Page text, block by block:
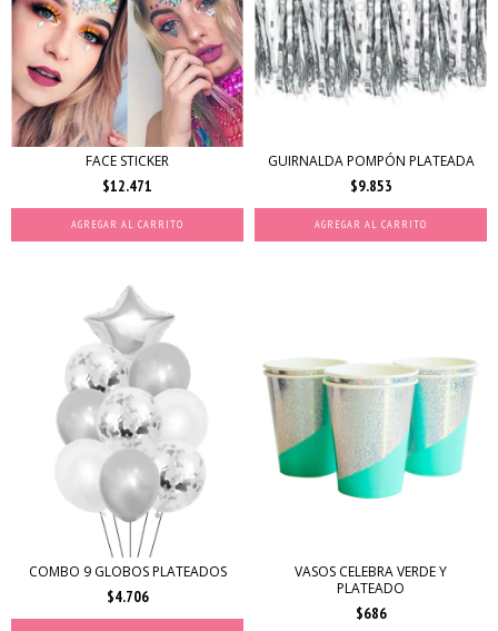
FACE STICKER
$12.471
GUIRNALDA POMPÓN PLATEADA
$9.853
COMBO 9 GLOBOS PLATEADOS
$4.706
VASOS CELEBRA VERDE Y
PLATEADO
$686